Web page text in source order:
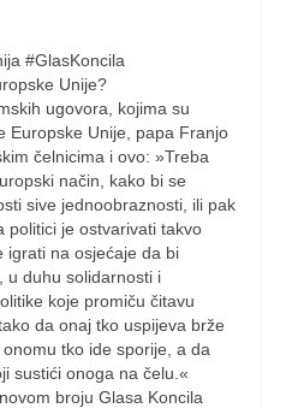
#GlasKoncila
Unije?
ugovora, kojima su
Europske Unije, papa Franjo
čelnicima i ovo: »Treba
način, kako bi se
sive jednoobraznosti, ili pak
politici je ostvarivati takvo
igrati na osjećaje da bi
u duhu solidarnosti i
koje promiču čitavu
da onaj tko uspijeva brže
tko ide sporije, a da
sustići onoga na čelu.«
broju Glasa Koncila